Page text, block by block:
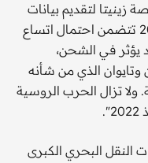
زينيتا لتقديم بيانات
الشحن "إن الأخطار الإضافية في 2024 تتضمن احتمال اتساع
يؤثر في الشحن،
وتايوان الذي من شأنه
ولا تزال الحرب الروسية
البحري الكبرى